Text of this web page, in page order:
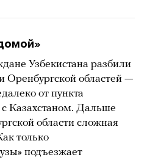
Узбекистана разбили
Оренбургской областей —
от пункта
с Казахстаном. Дальше
области сложная
только
подъезжает